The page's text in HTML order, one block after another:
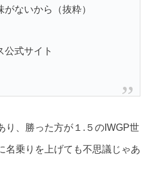
ないから（抜粋）
公式サイト
り、勝った方が１.５のIWGP世
名乗りを上げても不思議じゃあ